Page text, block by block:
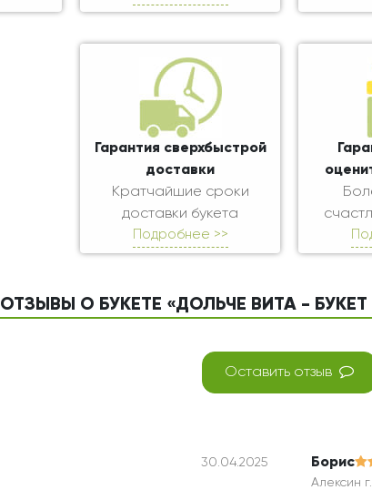
Гарантия сверхбыстрой
доставки
Кратчайшие сроки
доставки букета
Подробнее >>
ОТЗЫВЫ О БУКЕТЕ «ДОЛЬЧЕ ВИТА -
Оставить отзыв
30.04.2025
Борис
Алексин г.